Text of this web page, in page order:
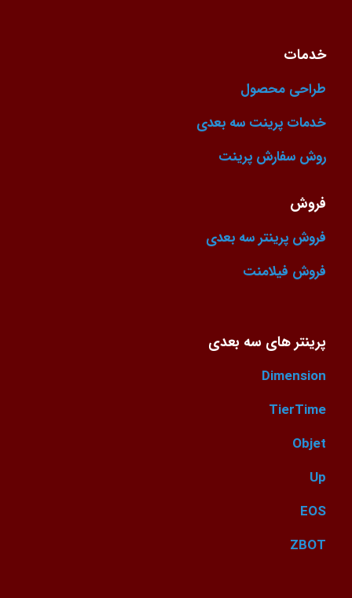
خدمات
طراحی محصول
خدمات پرینت سه بعدی
روش سفارش پرینت
فروش
فروش پرینتر سه بعدی
فروش فیلامنت
پرینتر های سه بعدی
Dimension
TierTime
Objet
Up
EOS
ZBOT